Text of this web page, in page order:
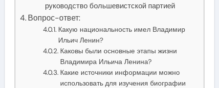
руководство большевистской партией
Вопрос-ответ:
Какую национальность имел Владимир
Ильич Ленин?
Каковы были основные этапы жизни
Владимира Ильича Ленина?
Какие источники информации можно
использовать для изучения биографии